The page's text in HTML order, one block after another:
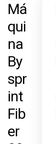
Má
qui
na
By
spr
int
Fib
er